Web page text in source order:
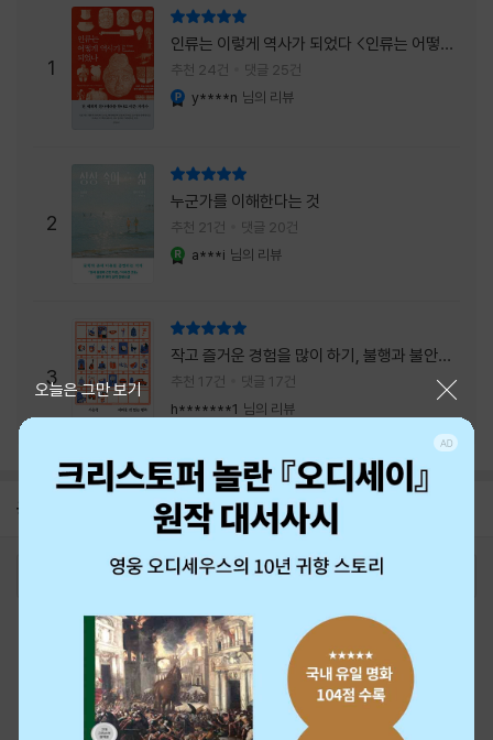
있고 무너지지 않는 것보다 다시 일어서는 일이
더 중요하다는 사실을 담담하게 보여줍니다. 그
래서 읽는 내내 위로가 과장되지 않았고, 오히
려 그 절제된 진심 덕분에 더 오래 마음에 남았
습니다. 책 곳곳에
1
인류는 이렇게 역사가 되었다 <인류는 어떻게
역사가 되었나>
추천 24건 댓글 25건
y****n 님의 리뷰
2
누군가를 이해한다는 것
추천 21건 댓글 20건
a***i 님의 리뷰
3
작고 즐거운 경험을 많이 하기, 불행과 불안을
회피하지 말기, 그리고 좋은 사람을 많이 만나
기.
추천 17건
댓글 17건
h*******1 님의 리뷰
공지 26년 NBCI 수상 안내
2026-08-01
오늘은 그만 보기
로그인 최근 본 상품 주문/배송
고객센터 1544-3800 티켓 1544-6399
중고샵 1566-4295
eBook 1:1문의/채팅상담
예스이십사(주) 사업자 정보
이용약관
개인정보처리방침
청소년보호정책
PC버전
회사소개 거래처관계자께